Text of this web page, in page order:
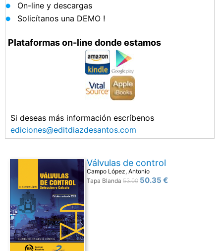
On-line y descargas
Solicítanos una DEMO !
Plataformas on-line donde estamos
Si deseas más información escríbenos
ediciones@editdiazdesantos.com
Válvulas de control
Campo López, Antonio
Tapa Blanda 53.00 50.35 €